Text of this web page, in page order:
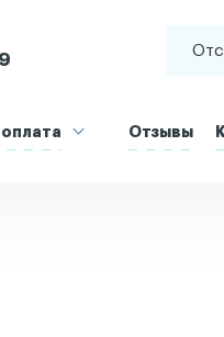
Отзывы